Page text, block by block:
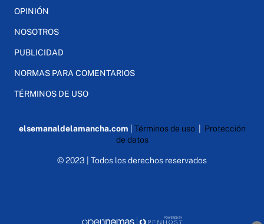
OPINIÓN
NOSOTROS
PUBLICIDAD
NORMAS PARA COMENTARIOS
TÉRMINOS DE USO
elsemanaldelamancha.com Términos de uso| Protección
de datos
© 2023 | Todos los derechos reservados